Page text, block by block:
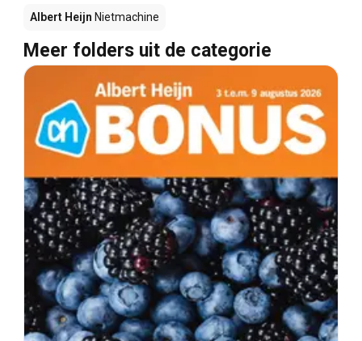
Albert Heijn Nietmachine
Meer folders uit de categorie